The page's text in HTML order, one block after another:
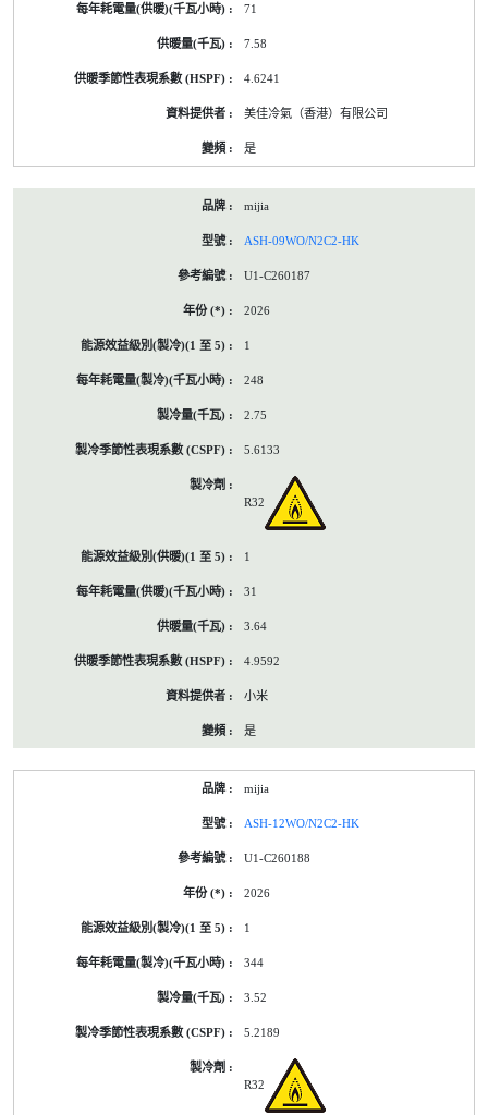
71
7.58
4.6241
美佳冷氣（香港）有限公司
是
mijia
ASH-09WO/N2C2-HK
U1-C260187
2026
1
248
2.75
5.6133
R32
1
31
3.64
4.9592
小米
是
mijia
ASH-12WO/N2C2-HK
U1-C260188
2026
1
344
3.52
5.2189
R32